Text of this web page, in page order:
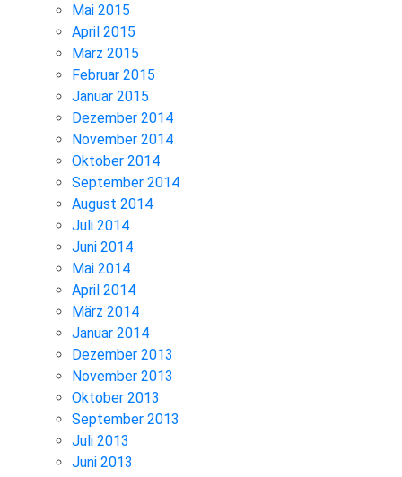
Mai 2015
April 2015
März 2015
Februar 2015
Januar 2015
Dezember 2014
November 2014
Oktober 2014
September 2014
August 2014
Juli 2014
Juni 2014
Mai 2014
April 2014
März 2014
Januar 2014
Dezember 2013
November 2013
Oktober 2013
September 2013
Juli 2013
Juni 2013